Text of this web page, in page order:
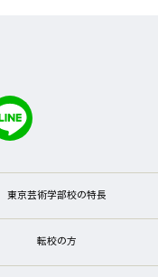
東京芸術学部校の特長
転校の方